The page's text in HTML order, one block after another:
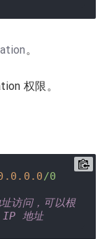
。
权限。
.0 .0/0
问，可以根
IP 地址